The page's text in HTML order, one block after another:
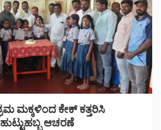
ಮಕ್ಕಳಿಂದ ಕೇಕ್ ಕತ್ತರಿಸಿ
ಆಚರಣೆ